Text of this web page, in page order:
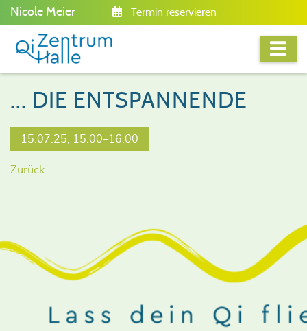
Nicole Meier Termin reservieren
... DIE ENTSPANNENDE
15.07.25, 15:00–16:00
Zurück